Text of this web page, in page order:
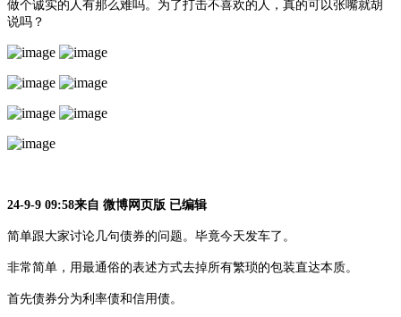
做个诚实的人有那么难吗。为了打击不喜欢的人，真的可以张嘴就胡
说吗？
24-9-9 09:58来自 微博网页版 已编辑
简单跟大家讨论几句债券的问题。毕竟今天发车了。
非常简单，用最通俗的表述方式去掉所有繁琐的包装直达本质。
首先债券分为利率债和信用债。